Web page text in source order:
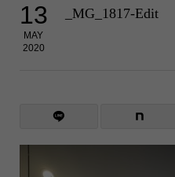
13
MAY
2020
_MG_1817-Edit